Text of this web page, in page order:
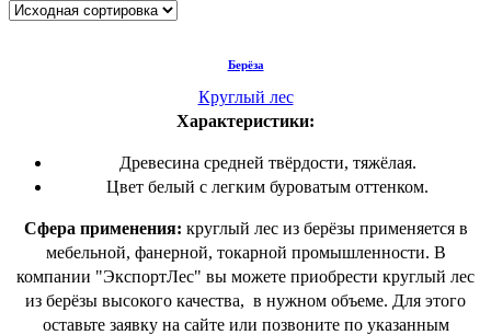
Берёза
Круглый лес
Характеристики:
Древесина средней твёрдости, тяжёлая.
Цвет белый с легким буроватым оттенком.
Сфера применения: круглый лес из берёзы применяется в
мебельной, фанерной, токарной промышленности. В
компании "ЭкспортЛес" вы можете приобрести круглый лес
из берёзы высокого качества, в нужном объеме. Для этого
оставьте заявку на сайте или позвоните по указанным